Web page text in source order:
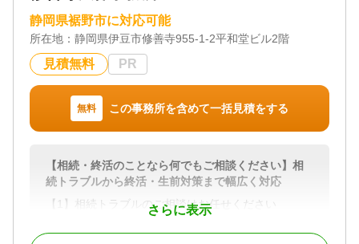
静岡県裾野市に対応可能
所在地： 静岡県伊豆市修善寺955-1‐2平和堂ビル2階
見積無料 PR
無料 この事務所を含めて一括見積をする
さらに表示
【相続・終活のことなら何でもご相談ください】相
続トラブルから終活・生前対策まで幅広く対応
【1】相続トラブルのご相談はお任せください
━━━━━━━━━━━━━━━━━━━